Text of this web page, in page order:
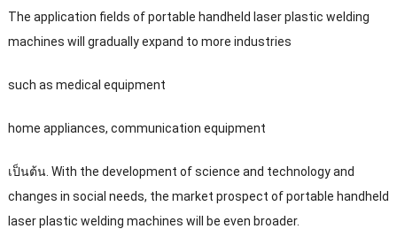
The application fields of portable handheld laser plastic welding
machines will gradually expand to more industries
such as medical equipment
home appliances, communication equipment
เป็นต้น. With the development of science and technology and
changes in social needs, the market prospect of portable handheld
laser plastic welding machines will be even broader.